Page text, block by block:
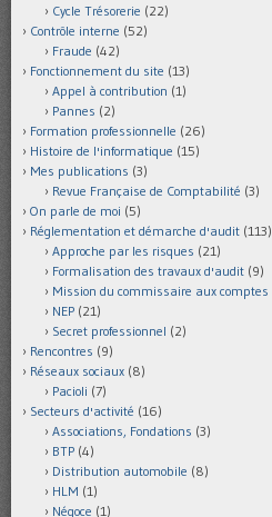
Cycle Trésorerie (22)
Contrôle interne (52)
Fraude (42)
Fonctionnement du site (13)
Appel à contribution (1)
Pannes (2)
Formation professionnelle (26)
Histoire de l'informatique (15)
Mes publications (3)
Revue Française de Comptabilité (3)
On parle de moi (5)
Réglementation et démarche d'audit (113)
Approche par les risques (21)
Formalisation des travaux d'audit (9)
Mission du commissaire aux comptes
NEP (21)
Secret professionnel (2)
Rencontres (9)
Réseaux sociaux (8)
Pacioli (7)
Secteurs d'activité (16)
Associations, Fondations (3)
BTP (4)
Distribution automobile (8)
HLM (1)
Négoce (1)